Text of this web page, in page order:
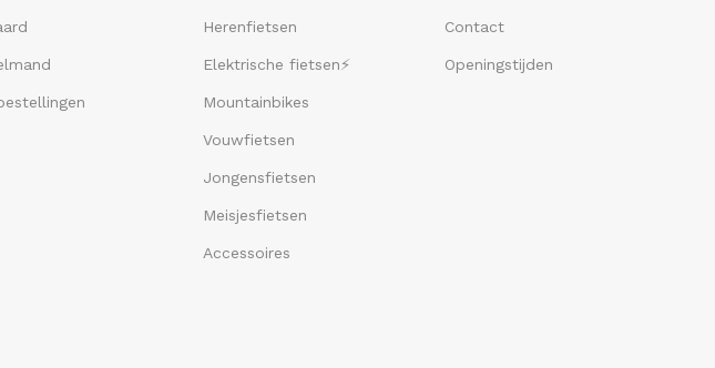
Herenfietsen
Elektrische fietsen⚡
Mountainbikes
Vouwfietsen
Jongensfietsen
Meisjesfietsen
Accessoires
Contact
Openingstijden